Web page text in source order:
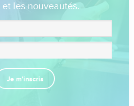
et les nouveautés.
Je m'inscris